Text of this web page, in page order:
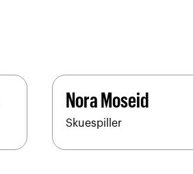
Nora Moseid
Skuespiller